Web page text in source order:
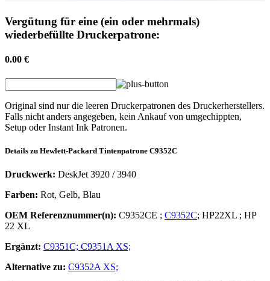
Vergütung für eine (ein oder mehrmals)
wiederbefüllte Druckerpatrone:
0.00 €
Original sind nur die leeren Druckerpatronen des Druckerherstellers.
Falls nicht anders angegeben, kein Ankauf von umgechippten,
Setup oder Instant Ink Patronen.
Details zu Hewlett-Packard Tintenpatrone C9352C
Druckwerk: DeskJet 3920 / 3940
Farben: Rot, Gelb, Blau
OEM Referenznummer(n): C9352CE ; C9352C; HP22XL ; HP
22 XL
Ergänzt: C9351C; C9351A XS;
Alternative zu: C9352A XS;